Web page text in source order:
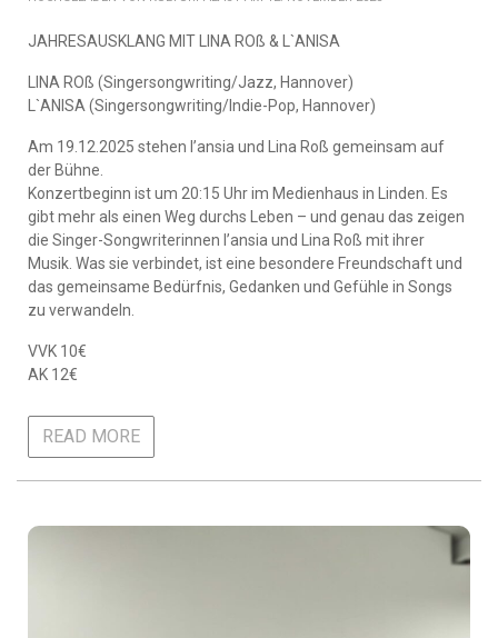
JAHRESAUSKLANG MIT LINA ROß & L`ANISA
LINA ROß (Singersongwriting/Jazz, Hannover)
L`ANISA (Singersongwriting/Indie-Pop, Hannover)
Am 19.12.2025 stehen l’ansia und Lina Roß gemeinsam auf
der Bühne.
Konzertbeginn ist um 20:15 Uhr im Medienhaus in Linden. Es
gibt mehr als einen Weg durchs Leben – und genau das zeigen
die Singer-Songwriterinnen l’ansia und Lina Roß mit ihrer
Musik. Was sie verbindet, ist eine besondere Freundschaft und
das gemeinsame Bedürfnis, Gedanken und Gefühle in Songs
zu verwandeln.
VVK 10€
AK 12€
READ MORE